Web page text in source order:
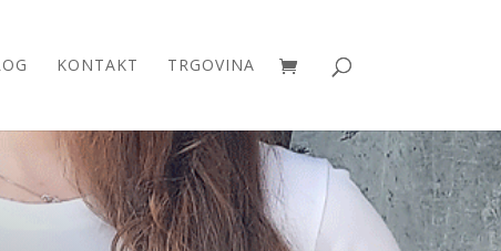
KONTAKT TRGOVINA